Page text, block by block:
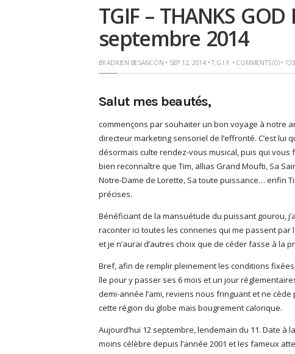
TGIF – THANKS GOD
septembre 2014
BYADRIEN BESANCON • SEP 12, 2014 • T.G.I.F. • COMMENTS (0)•
Salut mes beautés,
commençons par souhaiter un bon voyage à notre
directeur marketing sensoriel de l’effronté. C’est
désormais culte rendez-vous musical, puis qui vous
bien reconnaître que Tim, allias Grand Moufti, Sa
Notre-Dame de Lorette, Sa toute puissance… enfin
précises.
Bénéficiant de la mansuétude du puissant gourou,
raconter ici toutes les conneries qui me passent
et je n’aurai d’autres choix que de céder fasse à la
Bref, afin de remplir pleinement les conditions
île pour y passer ses 6 mois et un jour
demi-année l’ami, reviens nous fringuant et ne
cette région du globe mais bougrement calorique.
Aujourd’hui 12 septembre, lendemain du 11. Date à
moins célèbre depuis l’année 2001 et les fameux